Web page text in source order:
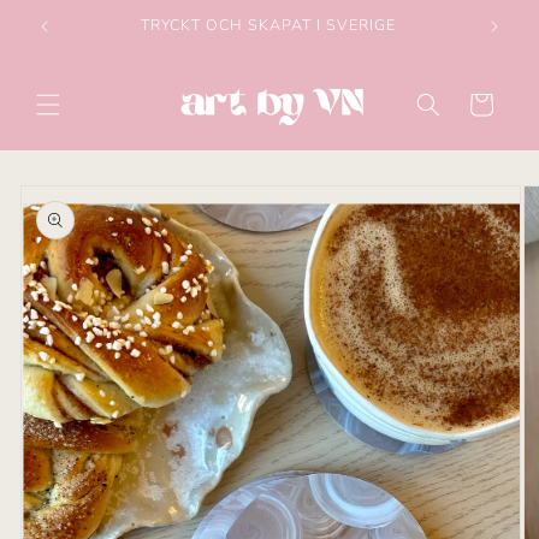
till text
TRYCKT OCH SKAPAT I SVERIGE
Varukorg
produkt
information